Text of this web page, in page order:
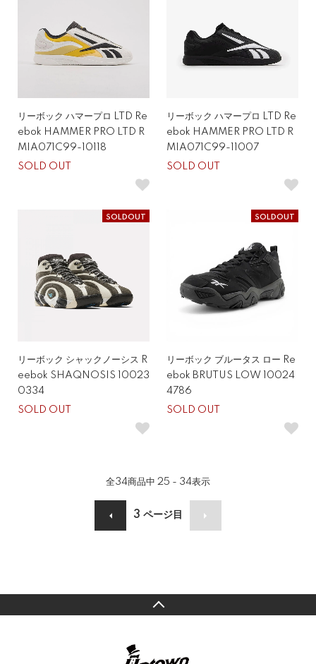
リーボック ハマープロ LTD Re
ebok HAMMER PRO LTD R
MIA071C99-10118
SOLD OUT
リーボック ハマープロ LTD Re
ebok HAMMER PRO LTD R
MIA071C99-11007
SOLD OUT
SOLDOUT
リーボック シャックノーシス R
eebok SHAQNOSIS 10023
0334
SOLD OUT
SOLDOUT
リーボック ブルータス ロー Re
ebok BRUTUS LOW 10024
4786
SOLD OUT
全34商品中 25 - 34表示
3 ページ目